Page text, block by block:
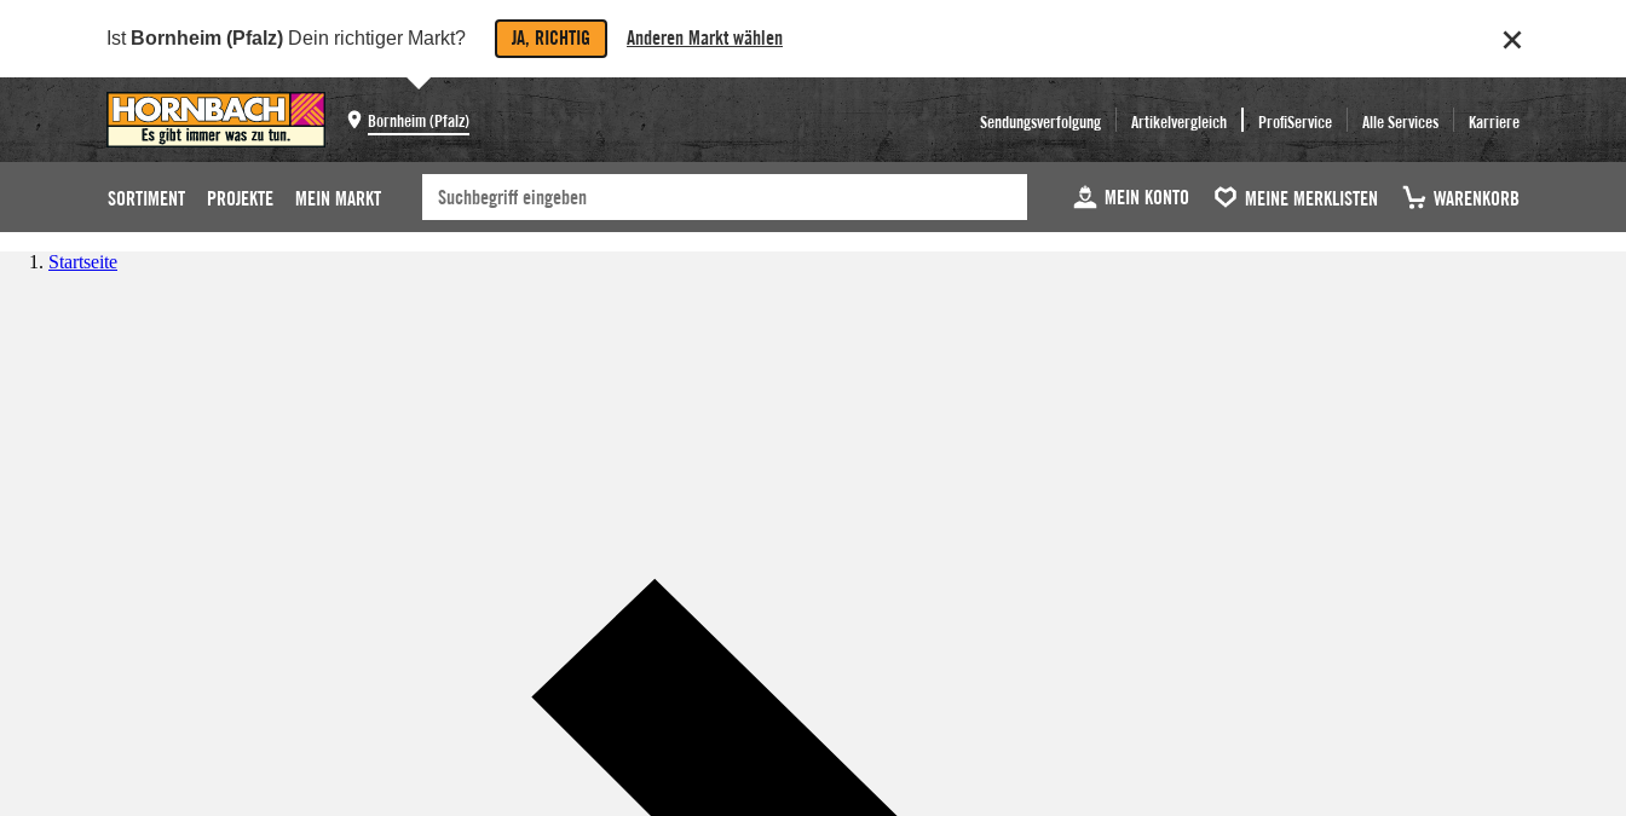
Ist Bornheim (Pfalz) Dein richtiger Markt? JA, RICHTIG Anderen Markt wählen
Bornheim (Pfalz) Sendungsverfolgung Artikelvergleich ProfiService Alle Services Karriere
SORTIMENT PROJEKTE MEIN MARKT MEIN KONTO MEINE MERKLISTEN WARENKORB
Startseite